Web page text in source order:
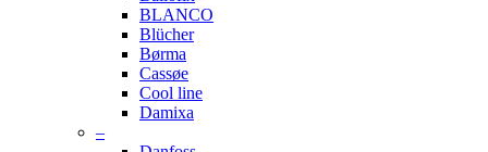
BLANCO
Blücher
Børma
Cassøe
Cool line
Damixa
–